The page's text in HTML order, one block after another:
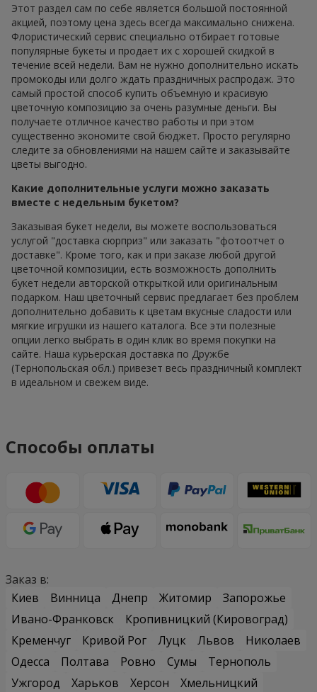
Этот раздел сам по себе является большой постоянной
акцией, поэтому цена здесь всегда максимально снижена.
Флористический сервис специально отбирает готовые
популярные букеты и продает их с хорошей скидкой в
течение всей недели. Вам не нужно дополнительно искать
промокоды или долго ждать праздничных распродаж. Это
самый простой способ купить объемную и красивую
цветочную композицию за очень разумные деньги. Вы
получаете отличное качество работы и при этом
существенно экономите свой бюджет. Просто регулярно
следите за обновлениями на нашем сайте и заказывайте
цветы выгодно.
Какие дополнительные услуги можно заказать
вместе с недельным букетом?
Заказывая букет недели, вы можете воспользоваться
услугой "доставка сюрприз" или заказать "фотоотчет о
доставке". Кроме того, как и при заказе любой другой
цветочной композиции, есть возможность дополнить
букет недели авторской открыткой или оригинальным
подарком. Наш цветочный сервис предлагает без проблем
дополнительно добавить к цветам вкусные сладости или
мягкие игрушки из нашего каталога. Все эти полезные
опции легко выбрать в один клик во время покупки на
сайте. Наша курьерская доставка по Дружбе
(Тернопольская обл.) привезет весь праздничный комплект
в идеальном и свежем виде.
Способы оплаты
Заказ в:
Киев
Винница Днепр Житомир
Запорожье
Ивано-Франковск
Кропивницкий (Кировоград)
Кременчуг
Кривой Рог Луцк Львов
Николаев
Одесса
Полтава Ровно Сумы
Тернополь
Ужгород
Харьков Херсон
Хмельницкий